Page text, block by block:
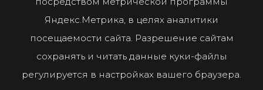
Яндекс.Метрика, в целях аналитики
посещаемости сайта. Разрешение сайтам
сохранять и читать данные куки-файлы
регулируется в настройках вашего браузера.